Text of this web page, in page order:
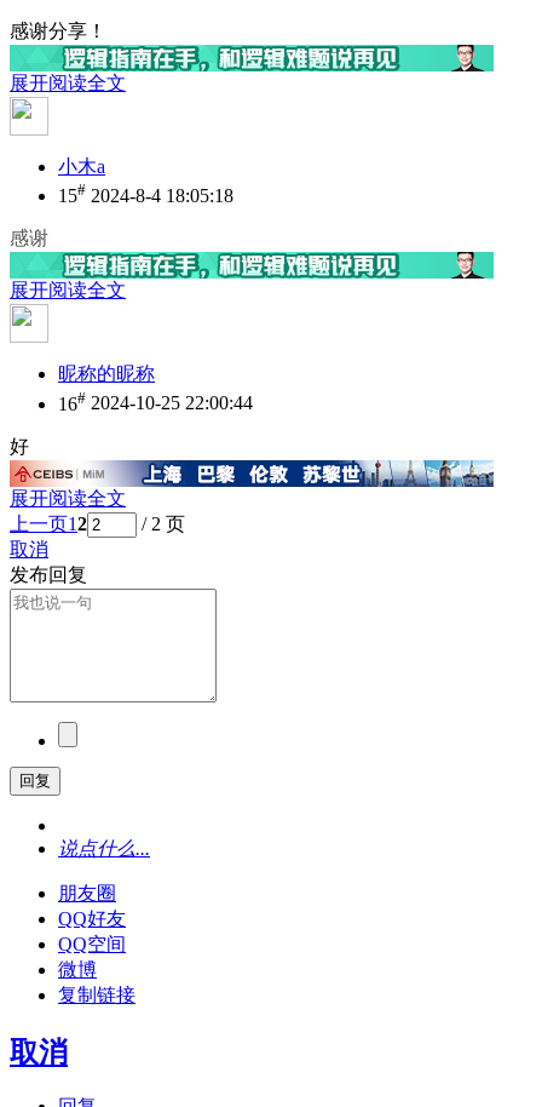
感谢分享！
展开阅读全文
小木a
15# 2024-8-4 18:05:18
感谢
展开阅读全文
昵称的昵称
16# 2024-10-25 22:00:44
好
展开阅读全文
上一页12
/ 2 页
取消
发布回复
回复
说点什么...
朋友圈
QQ好友
QQ空间
微博
复制链接
取消